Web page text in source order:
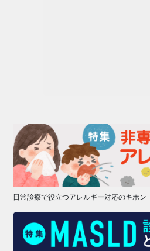
日常診療で役立つアレルギー対応のキホン